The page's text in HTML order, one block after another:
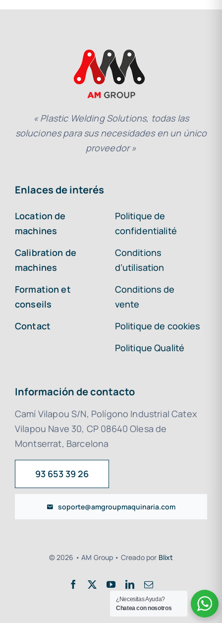
« Plastic Welding Solutions, todas las
soluciones para sus necesidades en un único
proveedor »
Enlaces de interés
Location de
machines
Calibration de
machines
Formation et
conseils
Contact
Politique de
confidentialité
Conditions
d’utilisation
Conditions de
vente
Politique de cookies
Politique Qualité
Información de contacto
Camí Vilapou S/N, Polígono Industrial Catex
Vilapou Nave 30, CP 08640 Olesa de
Montserrat, Barcelona
93 653 39 26
soporte@amgroupmaquinaria.com
© 2026 • AM Group • Creado por Blixt
¿Necesitas Ayuda?
Chatea con nosotros